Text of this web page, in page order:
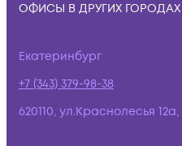
ОФИСЫ В ДРУГИХ ГОРОДАХ
Екатеринбург
+7 (343) 379-98-38
620110, ул.Краснолесья